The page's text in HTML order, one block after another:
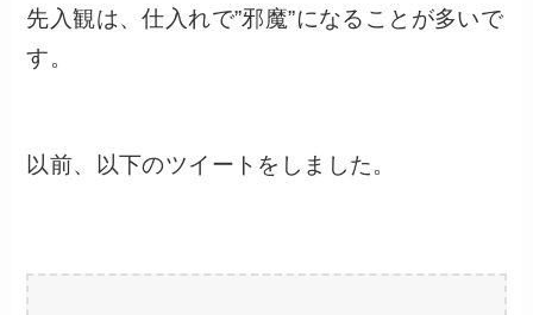
先入観は、仕入れで”邪魔”になることが多いで
す。
以前、以下のツイートをしました。